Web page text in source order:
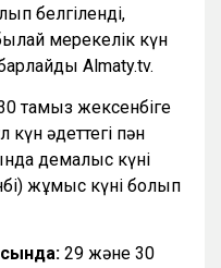
белгіленді,
мерекелік күн
Almaty.tv.
тамыз жексенбіге
күн әдеттегі пән
демалыс күні
жұмыс күні болып
29 және 30